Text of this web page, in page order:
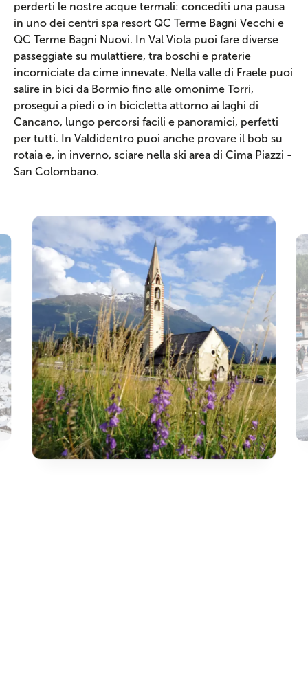
perderti le nostre acque termali: concediti una pausa
in uno dei centri spa resort QC Terme Bagni Vecchi e
QC Terme Bagni Nuovi. In Val Viola puoi fare diverse
passeggiate su mulattiere, tra boschi e praterie
incorniciate da cime innevate. Nella valle di Fraele puoi
salire in bici da Bormio fino alle omonime Torri,
prosegui a piedi o in bicicletta attorno ai laghi di
Cancano, lungo percorsi facili e panoramici, perfetti
per tutti. In Valdidentro puoi anche provare il bob su
rotaia e, in inverno, sciare nella ski area di Cima Piazzi -
San Colombano.